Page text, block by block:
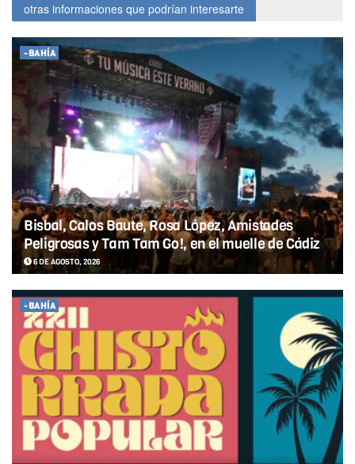
otras informaciones que podrían interesarte
-BAHÍA
Bisbal, Calos Baute, Rosa López, Amistades
Peligrosas y Tam Tam Go!, en el muelle de Cádiz
6 DE AGOSTO, 2026
-BAHÍA